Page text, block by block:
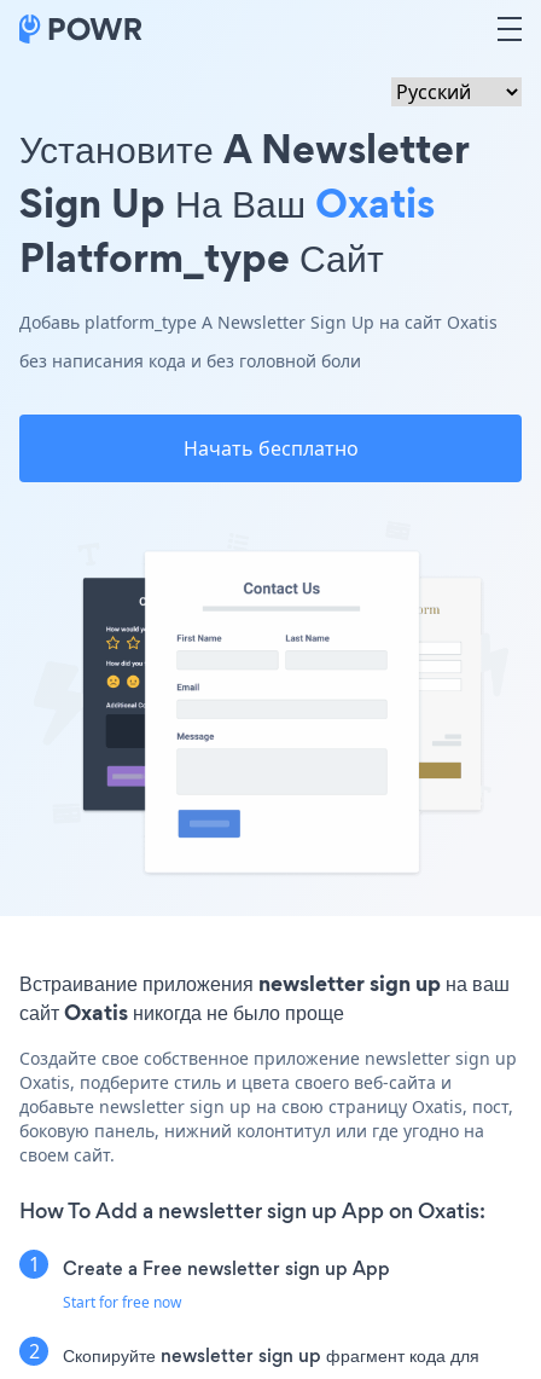
Установите A Newsletter
Sign Up На Ваш Oxatis
Platform_type Сайт
Добавь platform_type A Newsletter Sign Up на сайт Oxatis
без написания кода и без головной боли
Начать бесплатно
Встраивание приложения newsletter sign up на ваш
сайт Oxatis никогда не было проще
Создайте свое собственное приложение newsletter sign up
Oxatis, подберите стиль и цвета своего веб-сайта и
добавьте newsletter sign up на свою страницу Oxatis, пост,
боковую панель, нижний колонтитул или где угодно на
своем сайт.
How To Add a newsletter sign up App on Oxatis:
Create a Free newsletter sign up App
Start for free now
Скопируйте newsletter sign up фрагмент кода для